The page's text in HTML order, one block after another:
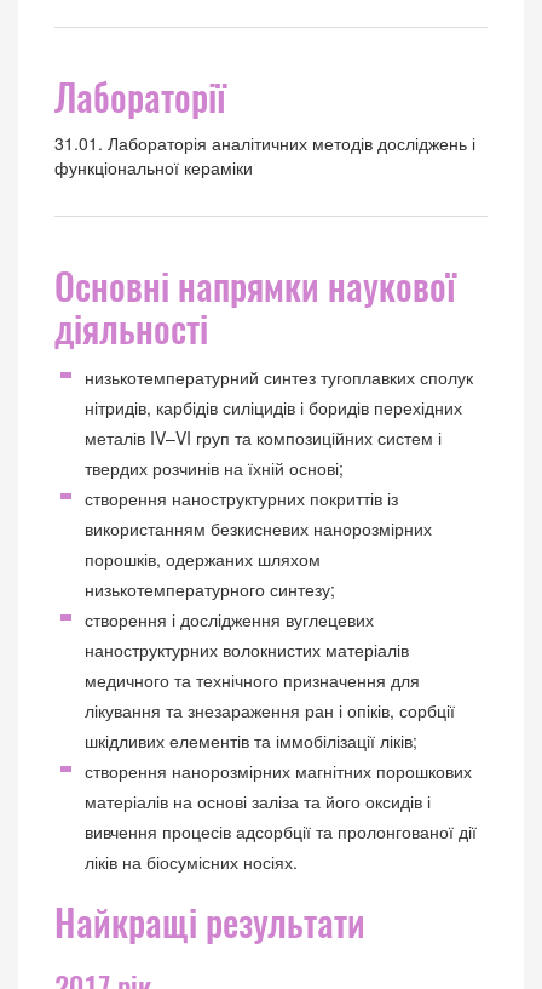
Лабораторії
31.01. Лабораторія аналітичних методів досліджень і
функціональної кераміки
Основні напрямки наукової
діяльності
низькотемпературний синтез тугоплавких сполук
нітридів, карбідів силіцидів і боридів перехідних
металів IV–VI груп та композиційних систем і
твердих розчинів на їхній основі;
створення наноструктурних покриттів із
використанням безкисневих нанорозмірних
порошків, одержаних шляхом
низькотемпературного синтезу;
створення і дослідження вуглецевих
наноструктурних волокнистих матеріалів
медичного та технічного призначення для
лікування та знезараження ран і опіків, сорбції
шкідливих елементів та іммобілізації ліків;
створення нанорозмірних магнітних порошкових
матеріалів на основі заліза та його оксидів і
вивчення процесів адсорбції та пролонгованої дії
ліків на біосумісних носіях.
Найкращі результати